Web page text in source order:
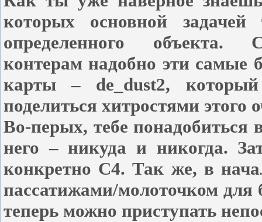
которых основной задачей
определенного объекта.
контерам надобно эти самые
карты – de_dust2,
поделиться хитростями этого
Во-перых, тебе понадобиться
него – никуда и никогда.
конкретно С4. Так же, в
пассатижами/молоточком для
теперь можно приступать